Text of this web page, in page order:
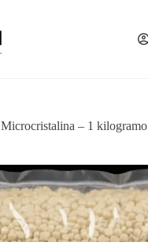
Microcristalina – 1 kilogramo